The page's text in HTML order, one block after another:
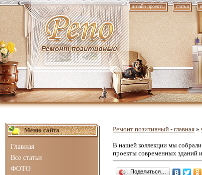
дизайн проекты статьи
Меню сайта
Главная
Все статьи
ФОТО
Ремонт позитивный - главная »
В нашей коллекции мы
проекты современных зданий
Поделиться…